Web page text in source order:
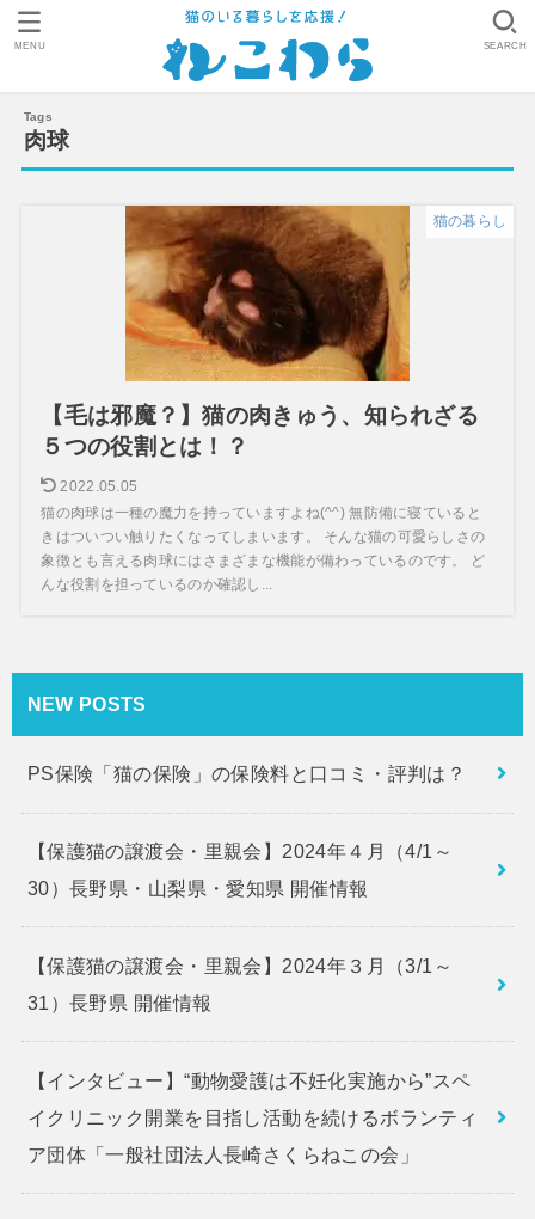
SEARCH
MENU
肉球
猫の暮らし
【毛は邪魔？】猫の肉きゅう、知られざる
５つの役割とは！？
2022.05.05
猫の肉球は一種の魔力を持っていますよね(^^) 無防備に寝ていると
きはついつい触りたくなってしまいます。 そんな猫の可愛らしさの
象徴とも言える肉球にはさまざまな機能が備わっているのです。 ど
んな役割を担っているのか確認し...
NEW POSTS
PS保険「猫の保険」の保険料と口コミ・評判は？
【保護猫の譲渡会・里親会】2024年４月（4/1～
30）長野県・山梨県・愛知県 開催情報
【保護猫の譲渡会・里親会】2024年３月（3/1～
31）長野県 開催情報
【インタビュー】“動物愛護は不妊化実施から”スペ
イクリニック開業を目指し活動を続けるボランティ
ア団体「一般社団法人長崎さくらねこの会」